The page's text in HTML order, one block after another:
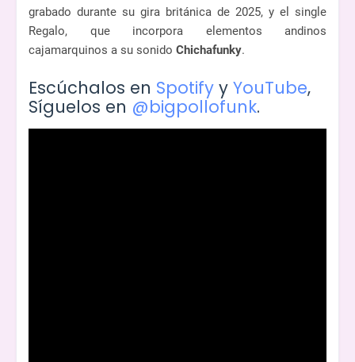
grabado durante su gira británica de 2025, y el single
Regalo, que incorpora elementos andinos
cajamarquinos a su sonido Chichafunky.
Escúchalos en Spotify y YouTube,
Síguelos en @bigpollofunk.